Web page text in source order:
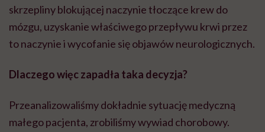
skrzepliny blokującej naczynie tłoczące krew do
mózgu, uzyskanie właściwego przepływu krwi przez
to naczynie i wycofanie się objawów neurologicznych.
Dlaczego więc zapadła taka decyzja?
Przeanalizowaliśmy dokładnie sytuację medyczną
małego pacjenta, zrobiliśmy wywiad chorobowy.